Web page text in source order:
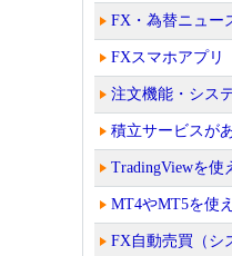
FX・為替ニュー
FXスマホアプリ
注文機能・シス
積立サービスが
TradingViewを使
MT4やMT5を使
FX自動売買（シ